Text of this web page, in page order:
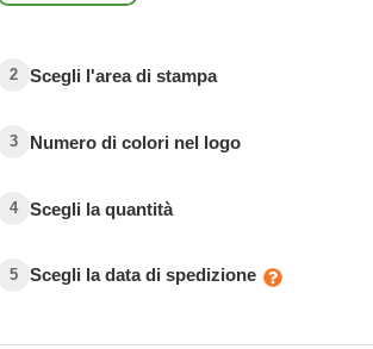
2 Scegli l'area di stampa
3 Numero di colori nel logo
4 Scegli la quantità
5 Scegli la data di spedizione